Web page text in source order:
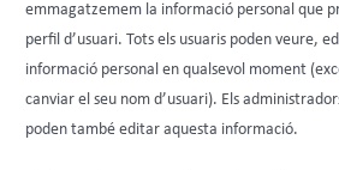
emmagatzemem la informació personal que
perfil d’usuari. Tots els usuaris poden veure,
informació personal en qualsevol moment
canviar el seu nom d’usuari). Els
poden també editar aquesta informació.